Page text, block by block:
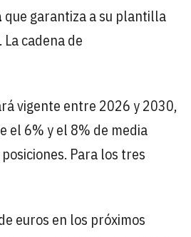
que garantiza a su plantilla
. La cadena de
vigente entre 2026 y 2030,
el 6% y el 8% de media
Para los tres
euros en los próximos